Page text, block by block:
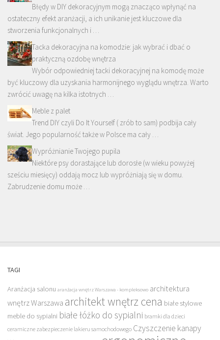
Błędy w DIY dekoracyjnym mogą znacząco wpłynąć na
ostateczny efekt aranżacji, a ich unikanie jest kluczowe dla
stworzenia funkcjonalnych i …
Tacka dekoracyjna na komodzie: jak wybrać i dbać o
praktyczną ozdobę wnętrza
Wybór odpowiedniej tacki dekoracyjnej na komodę może
być kluczowy dla uzyskania harmonijnego wyglądu wnętrza. Warto
zwrócić uwagę na kilka istotnych …
Meble z palet
Trend DIY czyli Do It Yourself ( zrób to sam) podbija cały
świat. Jego popularność także w Polsce ma cały …
Wypróżnianie Twojego pupila
Niektóre psy dorastające lub dorosłe (w wieku powyżej
sześciu miesięcy) oddają mocz lub wypróżniają się w domu.
Zabrudzenie domu może …
TAGI
Aranżacja salonu aranżacja wnętrz Warszawa - kompleksowo architektura
wnętrz Warszawa architekt wnętrz cena białe stylowe
meble do sypialni białe łóżko do sypialni bramki dla dzieci
ceramiczne zabezpieczenie lakieru samochodowego Czyszczenie kanapy